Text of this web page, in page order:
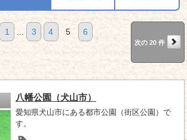
1 3 4 5 6
次の 20 件
八幡公園（犬山市）
愛知県犬山市にある都市公園（街区公園）で
す。